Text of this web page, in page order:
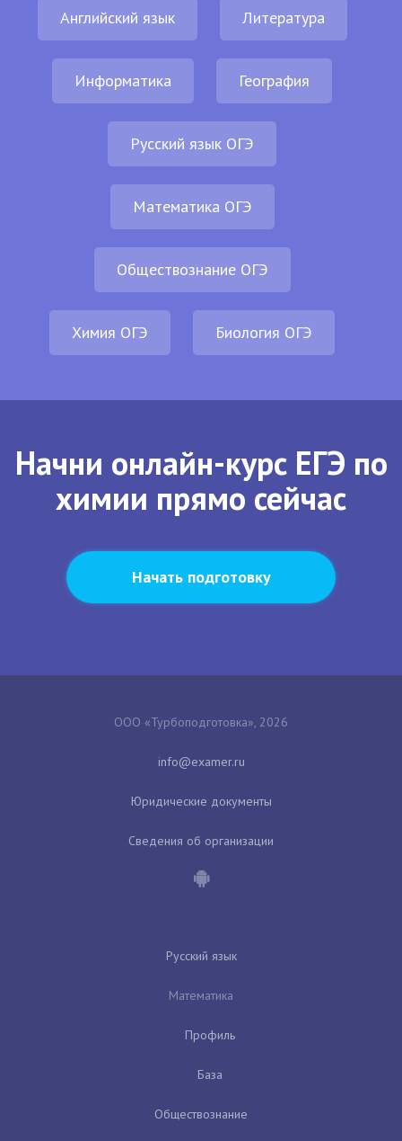
Английский язык Литература
Информатика География
Русский язык ОГЭ
Математика ОГЭ
Обществознание ОГЭ
Химия ОГЭ Биология ОГЭ
Начни онлайн-курс ЕГЭ по
химии прямо сейчас
Начать подготовку
ООО «Турбоподготовка», 2026
Юридические документы
Сведения об организации
Русский язык
Математика
Профиль
База
Обществознание